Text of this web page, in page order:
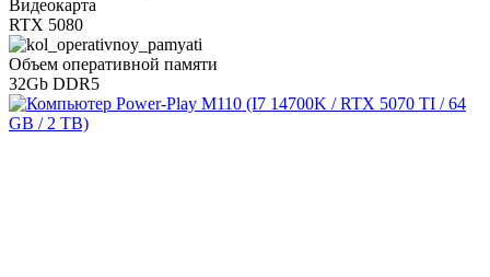
Видеокарта
RTX 5080
Объем оперативной памяти
32Gb DDR5